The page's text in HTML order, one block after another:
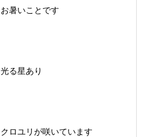
お暑いことです
光る星あり
クロユリが咲いています